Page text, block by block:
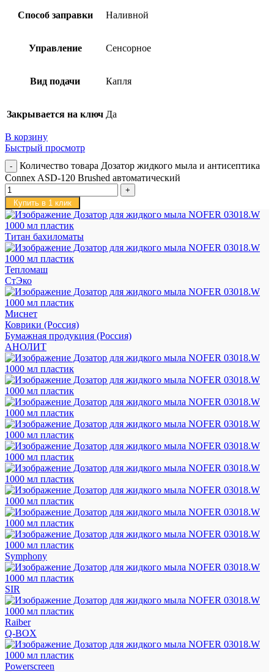
Способ заправки Наливной
Управление Сенсорное
Вид подачи Капля
Закрывается на ключ Да
В корзину
Быстрый просмотр
Количество товара Дозатор жидкого мыла и антисептика
Connex ASD-120 Brushed автоматический
Купить в 1 клик
Титан бахиломаты
Тепломаш
СтЭко
Миснет
Коврики (Россия)
Бумажная продукция (Россия)
АНОЛИТ
Symphony
SIR
Raiber
Q-BOX
Powerscreen